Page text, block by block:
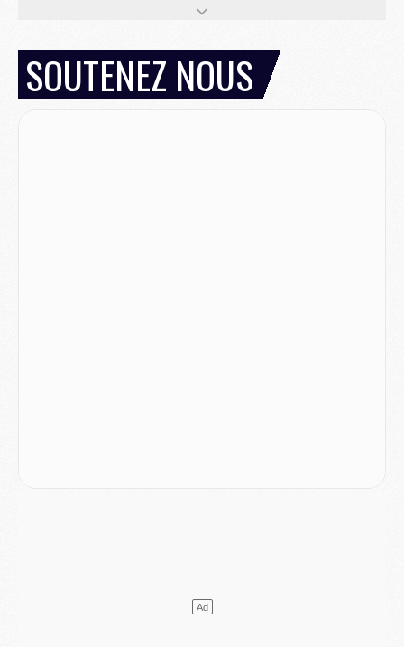
Europe- Les chapeaux provisoires de la Ligue des champions 2026/27
Podcast
- Podcast CulturePSG : Akliouche présenté par un fan de Monaco
Club- Le PSG dévoile sa première collection d'entraînement pour 2026/2027
- L'agent de Mika Godts confirme un accord avec le PSG
SOUTENEZ NOUS